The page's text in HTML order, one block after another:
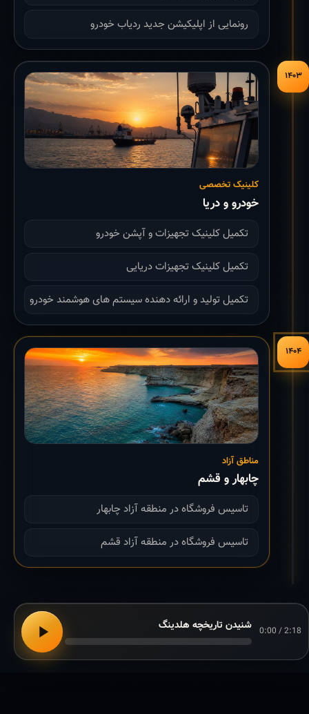
رونمایی از اپلیکیشن جدید ردیاب خودرو
۱۴۰۳
کلینیک تخصصی
خودرو و دریا
تکمیل کلینیک تجهیزات و آپشن خودرو
تکمیل کلینیک تجهیزات دریایی
تکمیل تولید و ارائه دهنده سیستم های هوشمند خودرو
۱۴۰۴
مناطق آزاد
چابهار و قشم
تاسیس فروشگاه در منطقه آزاد چابهار
تاسیس فروشگاه در منطقه آزاد قشم
0:00 / 2:18 شنیدن تاریخچه هلدینگ